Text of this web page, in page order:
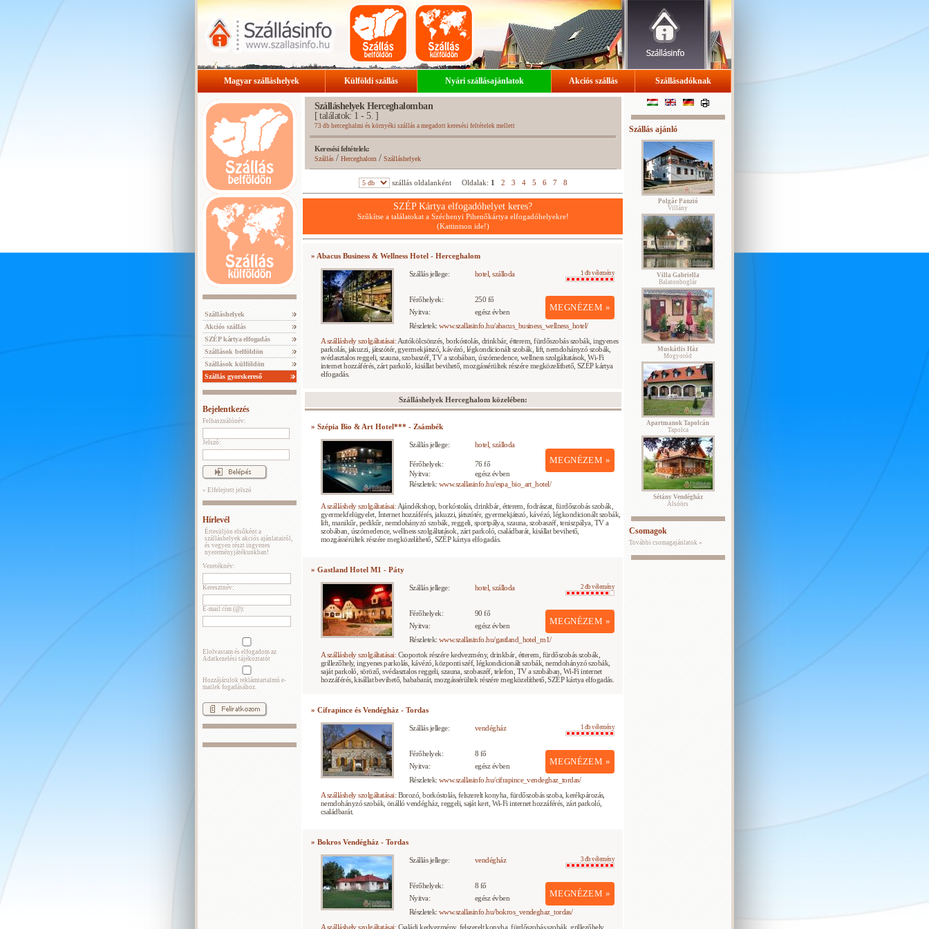
Magyar szálláshelyek Külföldi szállás Nyári szállásajánlatok Akciós szállás Szállásadóknak
Szálláshelyek
Akciós szállás
SZÉP kártya elfogadás
Szállások belföldön
Szállások külföldön
Szállás gyorskereső
Bejelentkezés
Felhasználónév:
Jelszó:
» Elfelejtett jelszó
Hírlevél
Értesüljön elsőként a
szálláshelyek akciós ajánlatairól,
és vegyen részt ingyenes
nyereményjátékunkban!
Vezetéknév:
Keresztnév:
E-mail cím (@):
Elolvastam és elfogadom az
Adatkezelési tájékoztatót
Hozzájárulok reklámtartalmú e-
mailek fogadásához.
Szálláshelyek Herceghalomban
[ találatok: 1 - 5. ]
73 db herceghalmi és környéki szállás a megadott keresési feltételek mellett
Keresési feltételek:
Szállás/ Herceghalom/Szálláshelyek
szállás oldalanként Oldalak: 1 2 3 4 5 6 7 8
SZÉP Kártya elfogadóhelyet keres?
Szűkítse a találatokat a Széchenyi Pihenőkártya elfogadóhelyekre!
(Kattintson ide!)
» Abacus Business & Wellness Hotel - Herceghalom
Szállás jellege: hotel, szálloda 1 db vélemény
MEGNÉZEM »
Férőhelyek:
250 fő
Nyitva:
egész évben
Részletek: www.szallasinfo.hu/abacus_business_wellness_hotel/
A szálláshely szolgáltatásai: Autókölcsönzés, borkóstolás, drinkbár, étterem, fürdőszobás szobák, ingyenes
parkolás, jakuzzi, játszótér, gyermekjátszó, kávézó, légkondicionált szobák, lift, nemdohányzó szobák,
svédasztalos reggeli, szauna, szobaszéf, TV a szobában, úszómedence, wellness szolgáltatások, Wi-Fi
internet hozzáférés, zárt parkoló, kisállat bevihető, mozgássérültek részére megközelíthető, SZÉP kártya
elfogadás.
Szálláshelyek Herceghalom közelében:
» Szépia Bio & Art Hotel*** - Zsámbék
Szállás jellege: hotel, szálloda
MEGNÉZEM »
Férőhelyek:
76 fő
Nyitva:
egész évben
Részletek: www.szallasinfo.hu/espa_bio_art_hotel/
A szálláshely szolgáltatásai: Ajándékshop, borkóstolás, drinkbár, étterem, fodrászat, fürdőszobás szobák,
gyermekfelügyelet, Internet hozzáférés, jakuzzi, játszótér, gyermekjátszó, kávézó, légkondicionált szobák,
lift, manikűr, pedikűr, nemdohányzó szobák, reggeli, sportpálya, szauna, szobaszéf, teniszpálya, TV a
szobában, úszómedence, wellness szolgáltatások, zárt parkoló, családbarát, kisállat bevihető,
mozgássérültek részére megközelíthető, SZÉP kártya elfogadás.
» Gastland Hotel M1 - Páty
Szállás jellege: hotel, szálloda 2 db vélemény
MEGNÉZEM »
Férőhelyek:
90 fő
Nyitva:
egész évben
Részletek: www.szallasinfo.hu/gastland_hotel_m1/
A szálláshely szolgáltatásai: Csoportok részére kedvezmény, drinkbár, étterem, fürdőszobás szobák,
grillezőhely, ingyenes parkolás, kávézó, központi széf, légkondicionált szobák, nemdohányzó szobák,
saját parkoló, söröző, svédasztalos reggeli, szauna, szobaszéf, telefon, TV a szobában, Wi-Fi internet
hozzáférés, kisállat bevihető, bababarát, mozgássérültek részére megközelíthető, SZÉP kártya elfogadás.
» Cifrapince és Vendégház - Tordas
Szállás jellege: vendégház 1 db vélemény
MEGNÉZEM »
Férőhelyek:
8 fő
Nyitva:
egész évben
Részletek: www.szallasinfo.hu/cifrapince_vendeghaz_tordas/
A szálláshely szolgáltatásai: Borozó, borkóstolás, felszerelt konyha, fürdőszobás szoba, kerékpározás,
nemdohányzó szobák, önálló vendégház, reggeli, saját kert, Wi-Fi internet hozzáférés, zárt parkoló,
családbarát.
» Bokros Vendégház - Tordas
Szállás jellege: vendégház 3 db vélemény
MEGNÉZEM »
Férőhelyek:
8 fő
Nyitva:
egész évben
Részletek: www.szallasinfo.hu/bokros_vendeghaz_tordas/
A szálláshely szolgáltatásai: Családi kedvezmény, felszerelt konyha, fürdőszobás szobák, grillezőhely,
Szállás ajánló
Polgár Panzió
Villány
Villa Gabriella
Balatonboglár
Muskátlis Ház
Mogyoród
Apartmanok Tapolcán
Tapolca
Sétány Vendégház
Alsóörs
Csomagok
További csomagajánlatok »